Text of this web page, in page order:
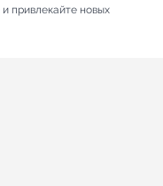
привлекайте новых